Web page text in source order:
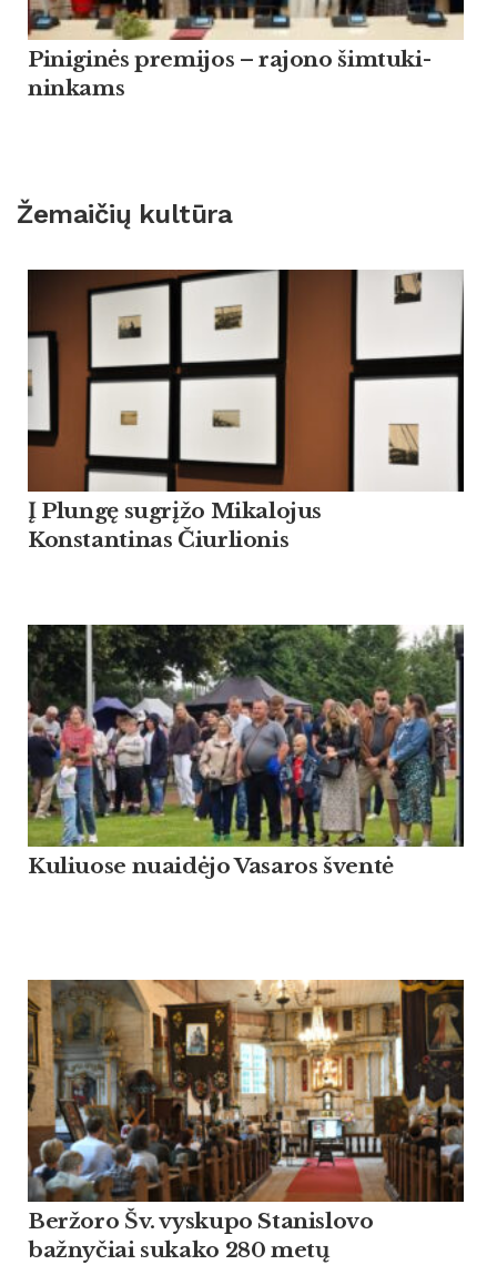
Pi­ni­ginės pre­mi­jos – ra­jo­no šim­tu­ki­
nin­kams
Žemaičių kultūra
Į Plungę sugrįžo Mikalojus
Konstantinas Čiurlionis
Kuliuose nuaidėjo Vasaros šventė
Beržoro Šv. vyskupo Stanislovo
bažnyčiai sukako 280 metų